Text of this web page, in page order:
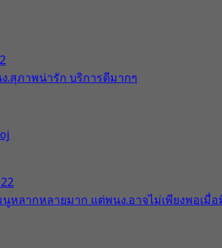
.สุภาพน่ารัก บริการดีมากๆ
หลากหลายมาก แต่พนง.อาจไม่เพียงพอเมื่